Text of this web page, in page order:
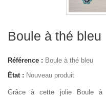
Boule à thé bleu
Référence : Boule à thé bleu
État : Nouveau produit
Grâce à cette jolie Boule